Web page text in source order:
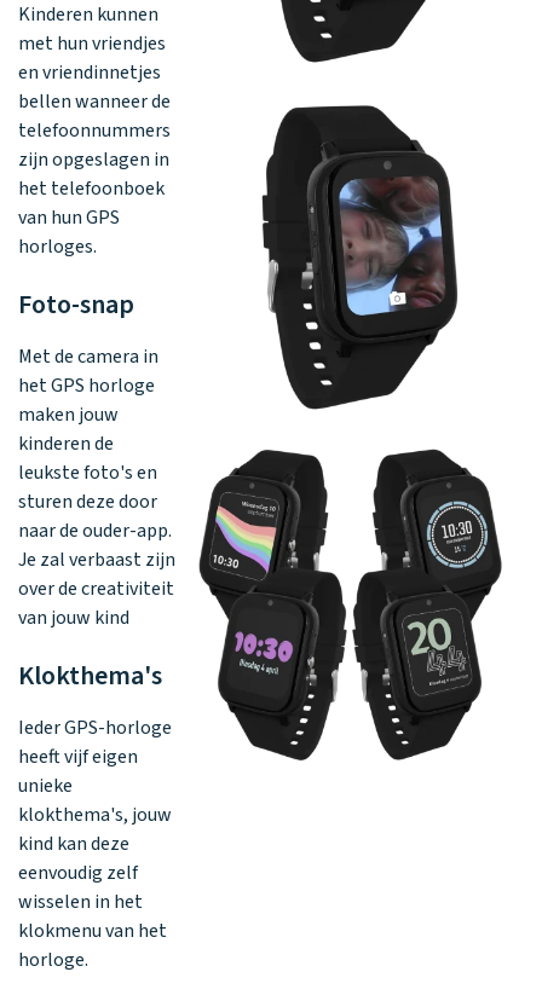
Kinderen kunnen
met hun vriendjes
en vriendinnetjes
bellen wanneer de
telefoonnummers
zijn opgeslagen in
het telefoonboek
van hun GPS
horloges.
Foto-snap
Met de camera in
het GPS horloge
maken jouw
kinderen de
leukste foto's en
sturen deze door
naar de ouder-app.
Je zal verbaast zijn
over de creativiteit
van jouw kind
Klokthema's
Ieder GPS-horloge
heeft vijf eigen
unieke
klokthema's, jouw
kind kan deze
eenvoudig zelf
wisselen in het
klokmenu van het
horloge.